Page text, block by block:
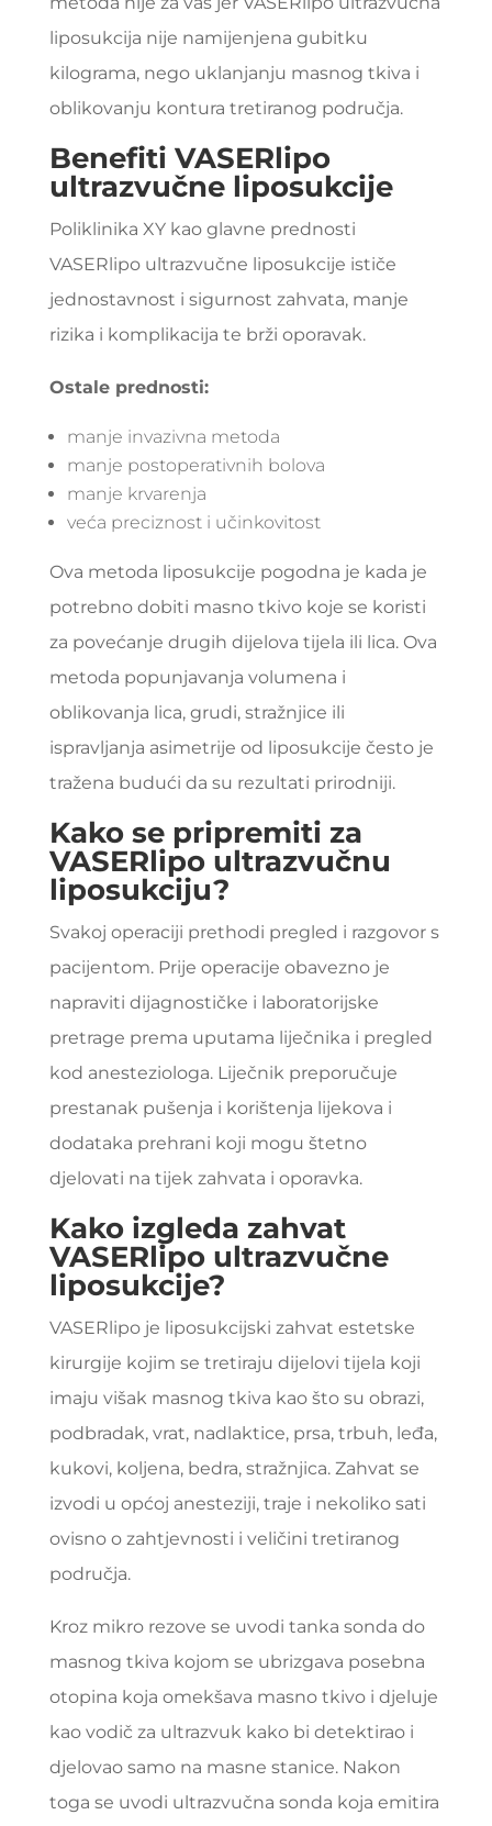
liposukcija nije namijenjena gubitku
kilograma, nego uklanjanju masnog tkiva i
oblikovanju kontura tretiranog područja.
Benefiti VASERlipo
ultrazvučne liposukcije
Poliklinika XY kao glavne prednosti
VASERlipo ultrazvučne liposukcije ističe
jednostavnost i sigurnost zahvata, manje
rizika i komplikacija te brži oporavak.
Ostale prednosti:
manje invazivna metoda
manje postoperativnih bolova
manje krvarenja
veća preciznost i učinkovitost
Ova metoda liposukcije pogodna je kada je
potrebno dobiti masno tkivo koje se koristi
za povećanje drugih dijelova tijela ili lica. Ova
metoda popunjavanja volumena i
oblikovanja lica, grudi, stražnjice ili
ispravljanja asimetrije od liposukcije često je
tražena budući da su rezultati prirodniji.
Kako se pripremiti za
VASERlipo ultrazvučnu
liposukciju?
Svakoj operaciji prethodi pregled i razgovor s
pacijentom. Prije operacije obavezno je
napraviti dijagnostičke i laboratorijske
pretrage prema uputama liječnika i pregled
kod anesteziologa. Liječnik preporučuje
prestanak pušenja i korištenja lijekova i
dodataka prehrani koji mogu štetno
djelovati na tijek zahvata i oporavka.
Kako izgleda zahvat
VASERlipo ultrazvučne
liposukcije?
VASERlipo je liposukcijski zahvat estetske
kirurgije kojim se tretiraju dijelovi tijela koji
imaju višak masnog tkiva kao što su obrazi,
podbradak, vrat, nadlaktice, prsa, trbuh, leđa,
kukovi, koljena, bedra, stražnjica. Zahvat se
izvodi u općoj anesteziji, traje i nekoliko sati
ovisno o zahtjevnosti i veličini tretiranog
područja.
Kroz mikro rezove se uvodi tanka sonda do
masnog tkiva kojom se ubrizgava posebna
otopina koja omekšava masno tkivo i djeluje
kao vodič za ultrazvuk kako bi detektirao i
djelovao samo na masne stanice. Nakon
toga se uvodi ultrazvučna sonda koja emitira